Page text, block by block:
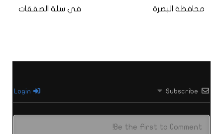
محافظة البصرة
في سلة الصفقات
Subscribe